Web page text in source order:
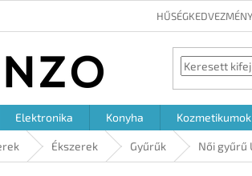
Elektronika Konyha
Ékszerek Gyűrűk Női gyűrű